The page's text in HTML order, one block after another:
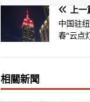
上一
中国驻
春“云点
相關新聞